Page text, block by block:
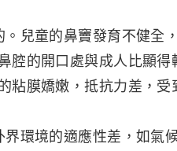
。兒童的鼻竇發育不健全
腔的開口處與成人比顯得
粘膜嬌嫩，抵抗力差，受
環境的適應性差，如氣